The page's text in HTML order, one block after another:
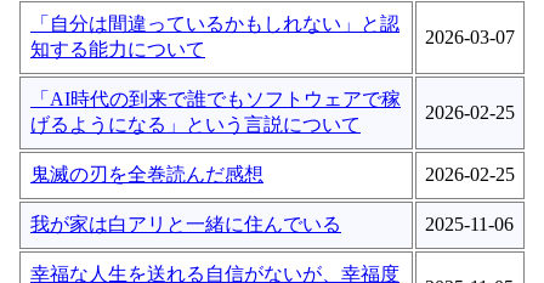
「自分は間違っているかもしれない」と認
知する能力について
2026-03-07
「AI時代の到来で誰でもソフトウェアで稼
げるようになる」という言説について
2026-02-25
鬼滅の刃を全巻読んだ感想 2026-02-25
我が家は白アリと一緒に住んでいる 2025-11-06
幸福な人生を送れる自信がないが、幸福度